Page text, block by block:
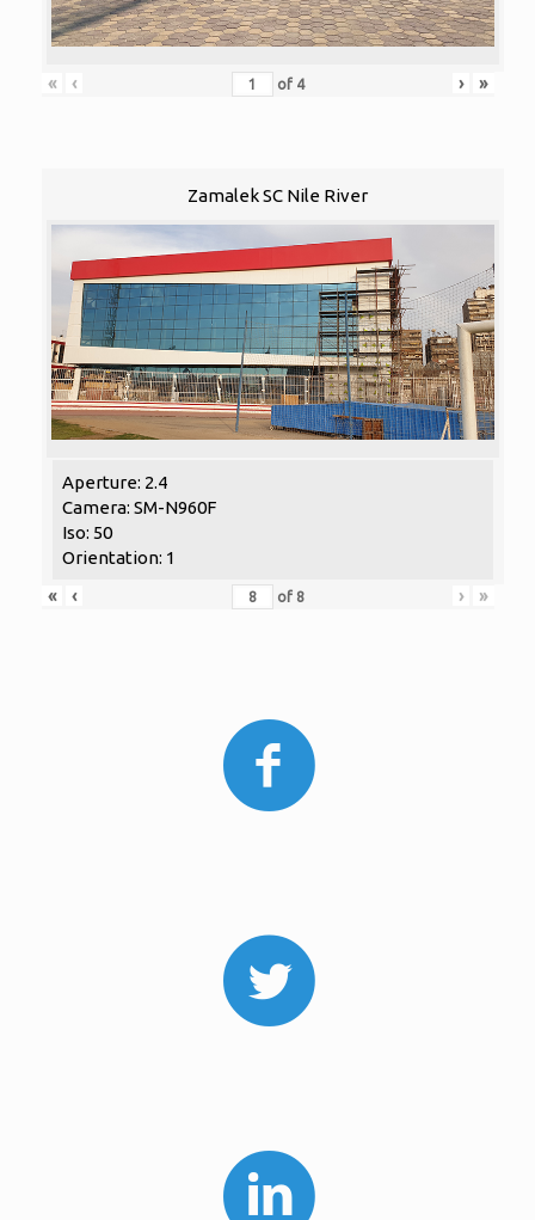
« ‹ of 4 › »
Zamalek SC Nile River
Aperture: 2.4
Camera: SM-N960F
Iso: 50
Orientation: 1
«
‹ of 8 › »